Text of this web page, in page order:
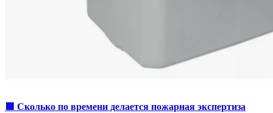
🟥 Сколько по времени делается пожарная экспертиза